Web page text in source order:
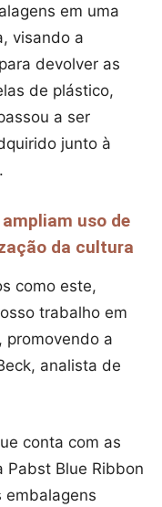
em uma
visando a
devolver as
de plástico,
a ser
junto à
uso de
da cultura
como este,
trabalho em
promovendo a
analista de
conta com as
Pabst Blue Ribbon